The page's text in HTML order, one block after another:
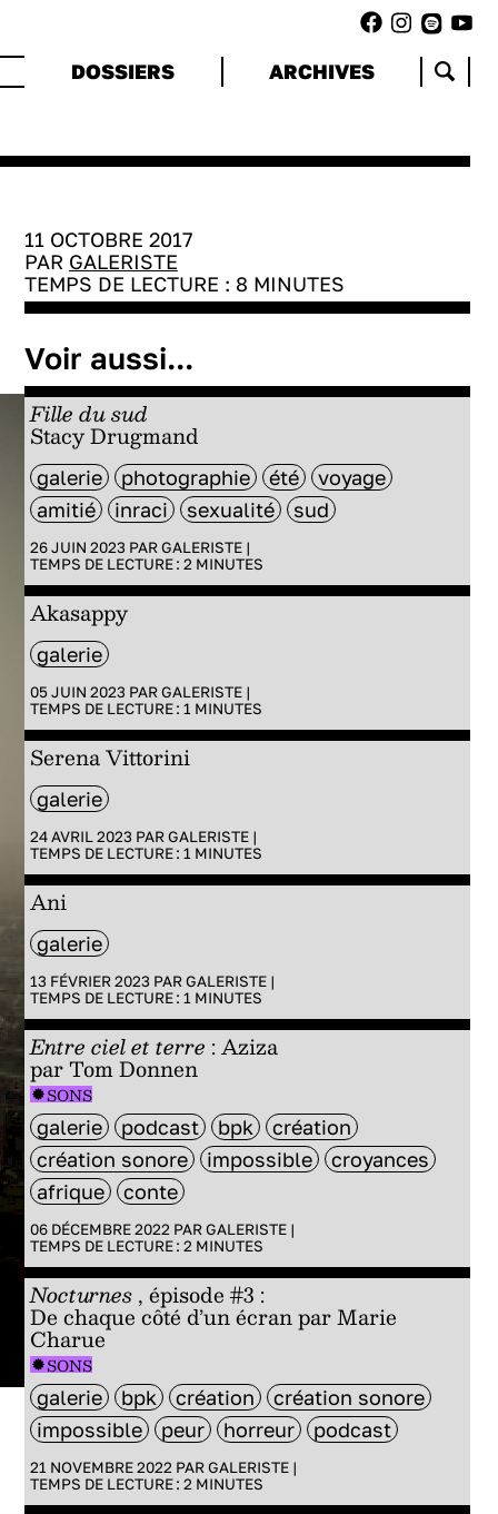
DOSSIERS ARCHIVES
11 OCTOBRE 2017
PAR GALERISTE
TEMPS DE LECTURE : 8 MINUTES
Voir aussi...
Fille du sud
Stacy Drugmand
galerie photographie été
voyage
amitié
inraci sexualité sud
26 JUIN 2023 PARGALERISTE|
TEMPS DE LECTURE : 2 MINUTES
Akasappy
galerie
05 JUIN 2023 PARGALERISTE|
TEMPS DE LECTURE : 1 MINUTES
Serena Vittorini
galerie
24 AVRIL 2023 PARGALERISTE|
TEMPS DE LECTURE : 1 MINUTES
Ani
galerie
13 FÉVRIER 2023 PARGALERISTE|
TEMPS DE LECTURE : 1 MINUTES
Entre ciel et terre : Aziza
par Tom Donnen
SONS
galerie podcast bpk
création
création sonore
impossible
croyances
afrique
conte
06 DÉCEMBRE 2022 PARGALERISTE|
TEMPS DE LECTURE : 2 MINUTES
Nocturnes, épisode #3 :
De chaque côté d’un écran par Marie
Charue
SONS
galerie bpk création
création sonore
impossible
peur horreur podcast
21 NOVEMBRE 2022 PARGALERISTE|
TEMPS DE LECTURE : 2 MINUTES